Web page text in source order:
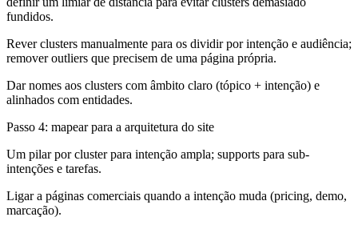
fundidos.
Rever clusters manualmente para os dividir por intenção e audiência;
remover outliers que precisem de uma página própria.
Dar nomes aos clusters com âmbito claro (tópico + intenção) e
alinhados com entidades.
Passo 4: mapear para a arquitetura do site
Um pilar por cluster para intenção ampla; supports para sub-
intenções e tarefas.
Ligar a páginas comerciais quando a intenção muda (pricing, demo,
marcação).